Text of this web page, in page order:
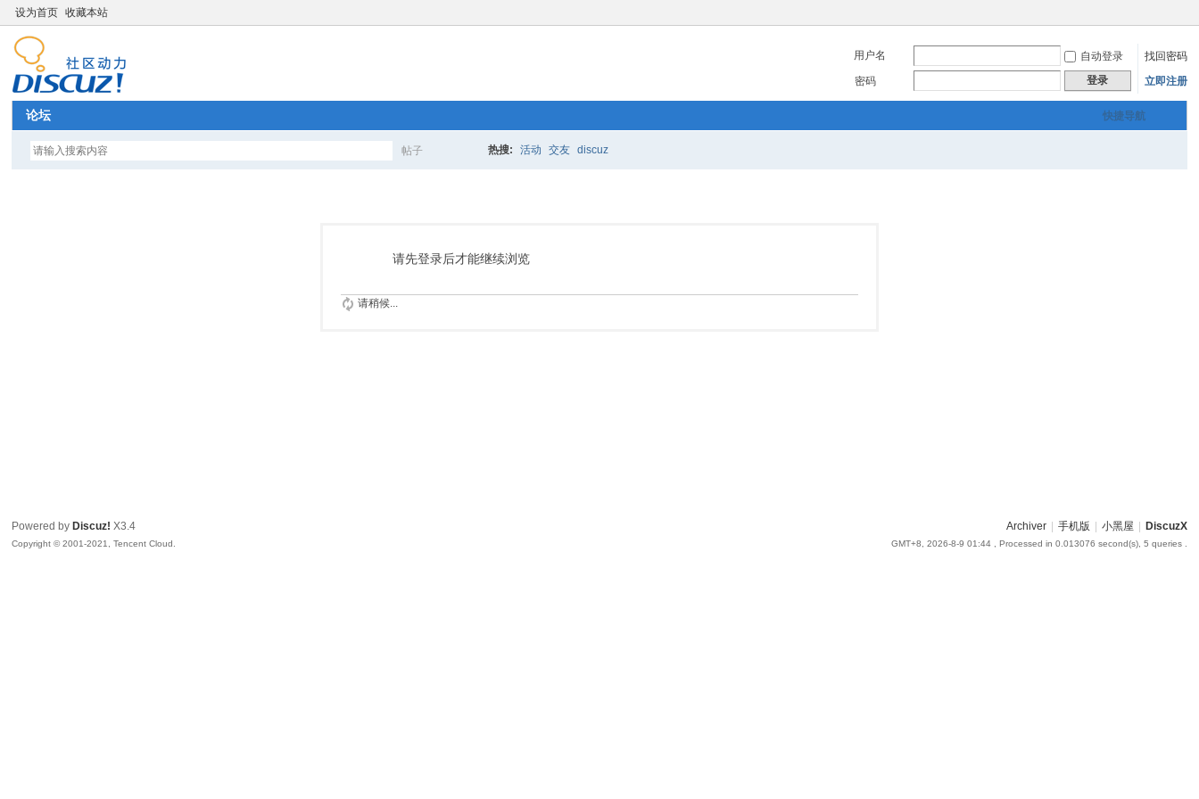
设为首页 收藏本站
用户名 自动登录
找回密码
密码
登录 立即注册
快捷导航
论坛
帖子
索
热搜: 活动 交友 discuz
请先登录后才能继续浏览
请稍候...
Archiver 手机版 小黑屋 DiscuzX
GMT+8, 2026-8-9 01:44, Processed in 0.013076 second(s), 5 queries .
Powered by Discuz! X3.4
Copyright © 2001-2021, Tencent Cloud.